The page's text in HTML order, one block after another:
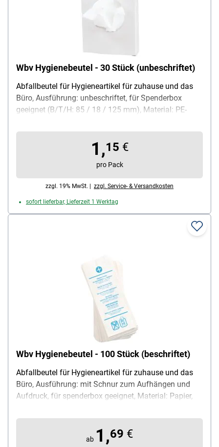
Wbv Hygienebeutel - 30 Stück (unbeschriftet)
Abfallbeutel für Hygieneartikel für zuhause und das
Büro, Ausführung: unbeschriftet, für Spenderbox
geeignet (B/T/H: 85 / 18 / 125 mm), Material: PE-
Maße Beutel (B/H): 80 / 250 mm, Inhalt pro Pack: 30
1,15 €
pro Pack
zzgl. 19% MwSt. | zzgl. Service- & Versandkosten
sofort lieferbar, Lieferzeit 1 Werktag
Wbv Hygienebeutel - 100 Stück (beschriftet)
Abfallbeutel für Hygieneartikel für zuhause und das
Büro, Ausführung: mit Schnur zum Aufhängen und
Aufdruck, für spenderbox geeignet, Material: Papier,
pro Pack: 100 Stück
ab 1,69 €